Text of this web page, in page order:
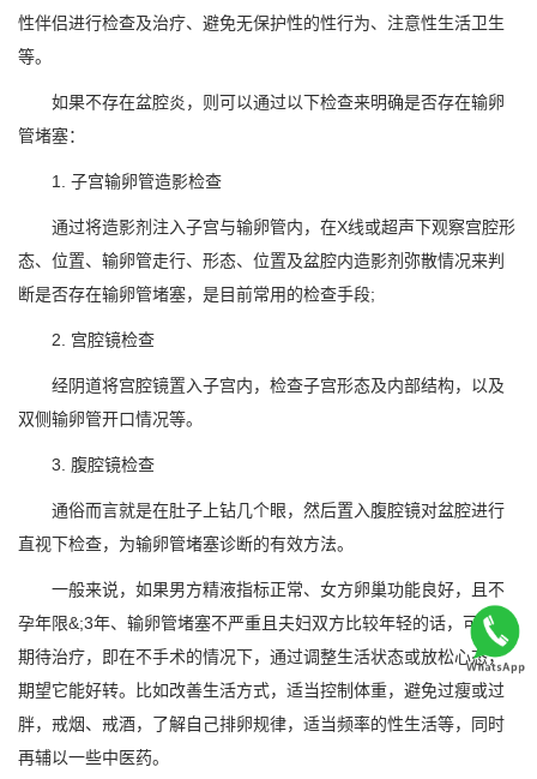
性伴侣进行检查及治疗、避免无保护性的性行为、注意性生活卫生
等。
如果不存在盆腔炎，则可以通过以下检查来明确是否存在输卵
管堵塞：
1. 子宫输卵管造影检查
通过将造影剂注入子宫与输卵管内，在X线或超声下观察宫腔形
态、位置、输卵管走行、形态、位置及盆腔内造影剂弥散情况来判
断是否存在输卵管堵塞，是目前常用的检查手段;
2. 宫腔镜检查
经阴道将宫腔镜置入子宫内，检查子宫形态及内部结构，以及
双侧输卵管开口情况等。
3. 腹腔镜检查
通俗而言就是在肚子上钻几个眼，然后置入腹腔镜对盆腔进行
直视下检查，为输卵管堵塞诊断的有效方法。
一般来说，如果男方精液指标正常、女方卵巢功能良好，且不
孕年限&;3年、输卵管堵塞不严重且夫妇双方比较年轻的话，可先行
期待治疗，即在不手术的情况下，通过调整生活状态或放松心态，
期望它能好转。比如改善生活方式，适当控制体重，避免过瘦或过
胖，戒烟、戒酒，了解自己排卵规律，适当频率的性生活等，同时
再辅以一些中医药。